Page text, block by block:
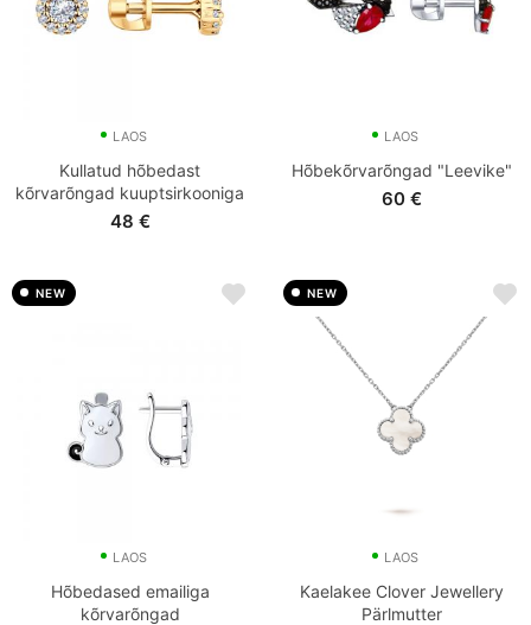
LAOS
Kullatud hõbedast
kõrvarõngad kuuptsirkooniga
48 €
LAOS
Hõbekõrvarõngad "Leevike"
60 €
NEW
LAOS
Hõbedased emailiga
kõrvarõngad
NEW
LAOS
Kaelakee Clover Jewellery
Pärlmutter